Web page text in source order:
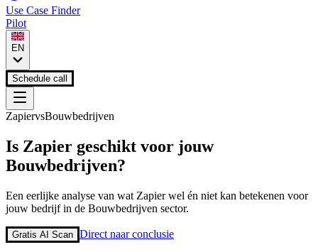
Use Case Finder
Pilot
EN
Schedule call
ZapiervsBouwbedrijven
Is Zapier geschikt voor jouw
Bouwbedrijven?
Een eerlijke analyse van wat Zapierwel én niet kan betekenen voor
jouw bedrijf in de Bouwbedrijven sector.
Gratis AI Scan Direct naar conclusie